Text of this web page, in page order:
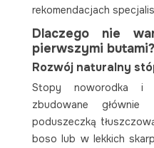
rekomendacjach
Dlaczego nie
pierwszymi butami?
Rozwój naturalny
Stopy noworodka i
zbudowane
poduszeczką
boso lub w lekkich